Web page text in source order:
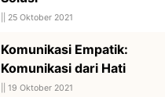
25 Oktober 2021
Komunikasi Empatik:
Komunikasi dari Hati
19 Oktober 2021